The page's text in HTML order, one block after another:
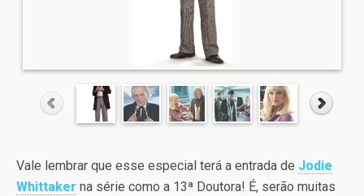
Vale lembrar que esse especial terá a entrada de Jodie
Whittaker na série como a 13ª Doutora! É, serão muitas